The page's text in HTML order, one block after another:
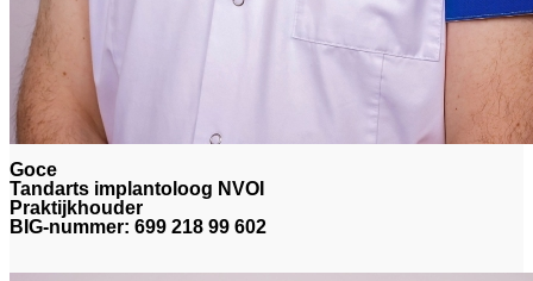
Goce
Tandarts implantoloog NVOI
Praktijkhouder
BIG-nummer: 699 218 99 602